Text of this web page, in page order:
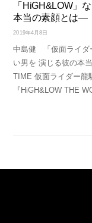
「HiGH&LOW」
本当の素顔とは―
2019年4月8日
中島健 「仮面ライダ
い男を 演じる彼の本
TIME 仮面ライダー龍
『HiGH&LOW THE